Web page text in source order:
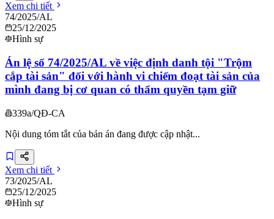
Xem chi tiết
74/2025/AL
25/12/2025
Hình sự
Án lệ số 74/2025/AL về việc định danh tội "Trộm
cắp tài sản" đối với hành vi chiếm đoạt tài sản của
mình đang bị cơ quan có thẩm quyền tạm giữ
339a/QĐ-CA
Nội dung tóm tắt của bản án đang được cập nhật...
Xem chi tiết
73/2025/AL
25/12/2025
Hình sự